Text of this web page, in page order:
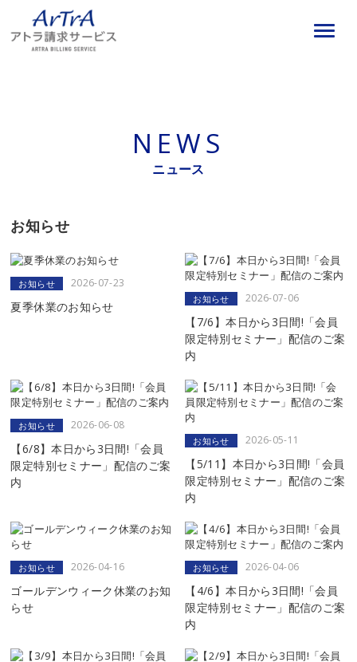
NEWS
ニュース
お知らせ
お知らせ 2026-07-23
夏季休業のお知らせ
お知らせ 2026-07-06
【7/6】本日から3日間!「会員
限定特別セミナー」配信のご案
内
お知らせ 2026-06-08
【6/8】本日から3日間!「会員
限定特別セミナー」配信のご案
内
お知らせ 2026-05-11
【5/11】本日から3日間!「会員
限定特別セミナー」配信のご案
内
お知らせ 2026-04-16
ゴールデンウィーク休業のお知
らせ
お知らせ 2026-04-06
【4/6】本日から3日間!「会員
限定特別セミナー」配信のご案
内